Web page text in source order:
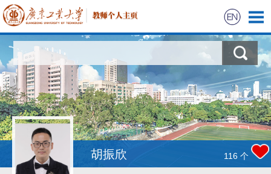
科学研究
教学研究
获奖信息 胡振欣 116 个